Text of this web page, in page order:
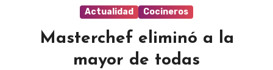
Actualidad Cocineros
Masterchef eliminó a la
mayor de todas